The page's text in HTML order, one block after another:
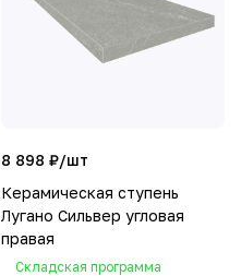
8 898 ₽/шт
Керамическая ступень
Лугано Сильвер угловая
правая
Складская программа